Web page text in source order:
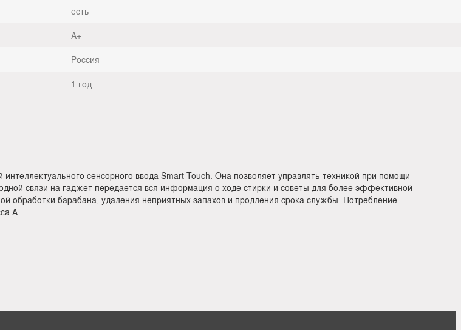
есть
A+
Россия
1 год
сенсорного ввода Smart Touch. Она позволяет управлять техникой при помощи
связи на гаджет передается вся информация о ходе стирки и советы для более эффективной
обработки барабана, удаления неприятных запахов и продления срока службы. Потребление
А.